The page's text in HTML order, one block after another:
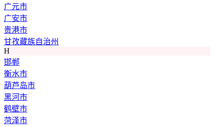
广元市
广安市
贵港市
甘孜藏族自治州
H
邯郸
衡水市
葫芦岛市
黑河市
鹤壁市
菏泽市